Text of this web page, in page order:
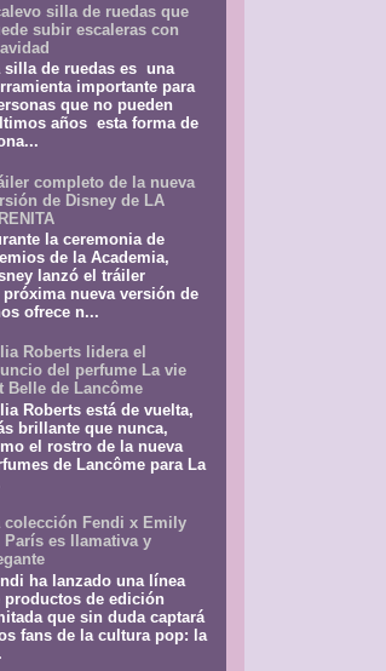
silla de ruedas que
subir escaleras con
silla de ruedas es una
importante para
que no pueden
años esta forma de
completo de la nueva
de Disney de LA
la ceremonia de
de la Academia,
lanzó el tráiler
nueva versión de
ofrece n...
Roberts lidera el
del perfume La vie
Belle de Lancôme
Roberts está de vuelta,
brillante que nunca,
el rostro de la nueva
de Lancôme para La
colección Fendi x Emily
París es llamativa y
ha lanzado una línea
productos de edición
que sin duda captará
fans de la cultura pop: la